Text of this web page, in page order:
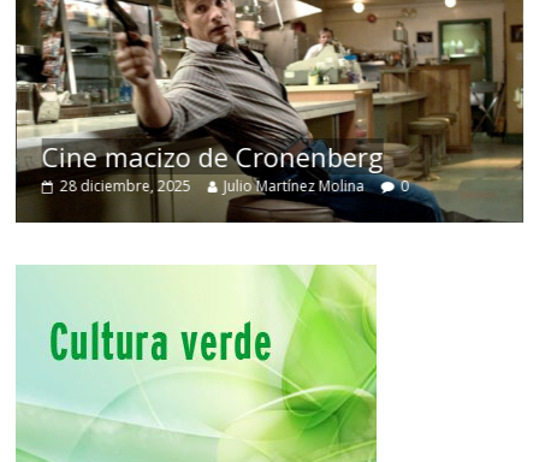
Cine macizo de Cronenberg
28 diciembre, 2025 Julio Martínez Molina 0